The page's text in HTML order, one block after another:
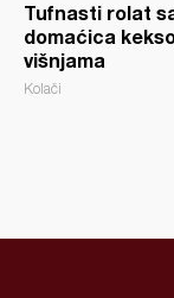
Tufnasti rolat
domaćica
višnjama
Kolači